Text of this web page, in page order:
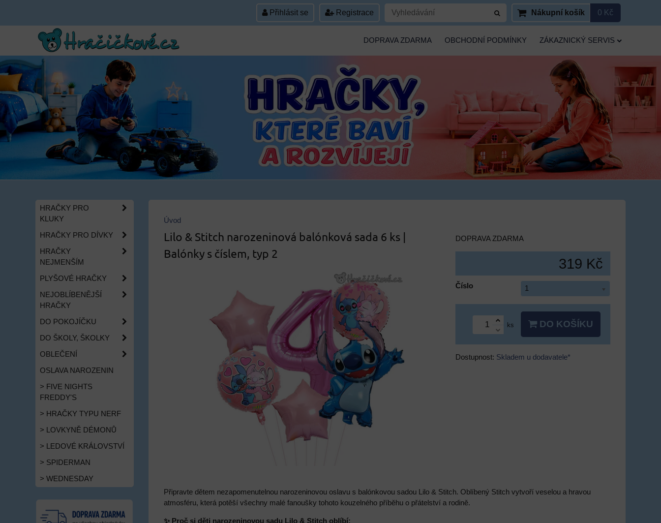
Přihlásit se Registrace Nákupní košík 0 Kč
DOPRAVA ZDARMA OBCHODNÍ PODMÍNKY ZÁKAZNICKÝ SERVIS
Úvod
Lilo & Stitch narozeninová balónková sada 6 ks |
Balónky s číslem, typ 2
DOPRAVA ZDARMA
319 Kč
Číslo 1
ks DO KOŠÍKU
Dostupnost: Skladem u dodavatele*
Připravte dětem nezapomenutelnou narozeninovou oslavu s balónkovou sadou Lilo & Stitch. Oblíbený Stitch vytvoří veselou a hravou
atmosféru, která potěší všechny malé fanoušky tohoto kouzelného příběhu o přátelství a rodině.
✨ Proč si děti narozeninovou sadu Lilo & Stitch oblíbí:
HRAČKY PRO
KLUKY
HRAČKY PRO DÍVKY
HRAČKY
NEJMENŠÍM
PLYŠOVÉ HRAČKY
NEJOBLÍBENĚJŠÍ
HRAČKY
DO POKOJÍČKU
DO ŠKOLY, ŠKOLKY
OBLEČENÍ
OSLAVA NAROZENIN
> FIVE NIGHTS
FREDDY'S
> HRAČKY TYPU NERF
> LOVKYNĚ DÉMONŮ
> LEDOVÉ KRÁLOVSTVÍ
> SPIDERMAN
> WEDNESDAY